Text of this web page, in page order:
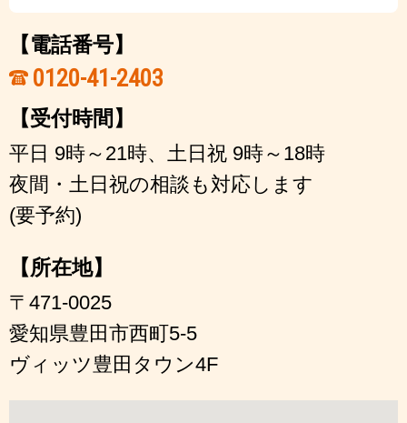
【電話番号】
0120-41-2403
【受付時間】
平日 9時～21時、土日祝 9時～18時
夜間・土日祝の相談も対応します
(要予約)
【所在地】
〒471-0025
愛知県豊田市西町5-5
ヴィッツ豊田タウン4F